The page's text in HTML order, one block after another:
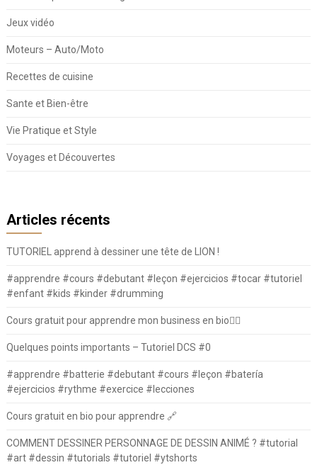
Jeux vidéo
Moteurs – Auto/Moto
Recettes de cuisine
Sante et Bien-être
Vie Pratique et Style
Voyages et Découvertes
Articles récents
TUTORIEL apprend à dessiner une tête de LION !
#apprendre #cours #debutant #leçon #ejercicios #tocar #tutoriel
#enfant #kids #kinder #drumming
Cours gratuit pour apprendre mon business en bio⛓️‍💥
Quelques points importants – Tutoriel DCS #0
#apprendre #batterie #debutant #cours #leçon #batería
#ejercicios #rythme #exercice #lecciones
Cours gratuit en bio pour apprendre 🔗
COMMENT DESSINER PERSONNAGE DE DESSIN ANIMÉ ? #tutorial
#art #dessin #tutorials #tutoriel #ytshorts